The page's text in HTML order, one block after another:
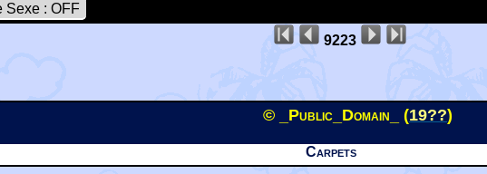
Sexe : OFF
9223
© _Public_Domain_ (19??)
Carpets